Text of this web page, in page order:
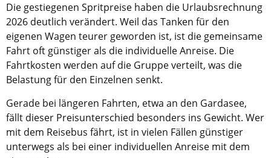
Die gestiegenen Spritpreise haben die Urlaubsrechnung
2026 deutlich verändert. Weil das Tanken für den
eigenen Wagen teurer geworden ist, ist die gemeinsame
Fahrt oft günstiger als die individuelle Anreise. Die
Fahrtkosten werden auf die Gruppe verteilt, was die
Belastung für den Einzelnen senkt.
Gerade bei längeren Fahrten, etwa an den Gardasee,
fällt dieser Preisunterschied besonders ins Gewicht. Wer
mit dem Reisebus fährt, ist in vielen Fällen günstiger
unterwegs als bei einer individuellen Anreise mit dem